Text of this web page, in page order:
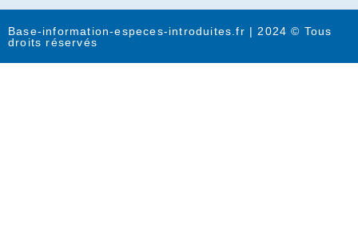
Base-information-especes-introduites.fr | 2024 © Tous
droits réservés